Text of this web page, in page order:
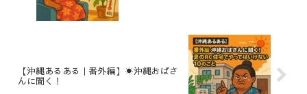
【沖縄あるある｜番外編】☀️沖縄おばさ
んに聞く！